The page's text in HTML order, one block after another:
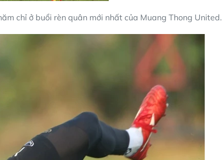
chỉ ở buổi rèn quân mới nhất của Muang Thong United.